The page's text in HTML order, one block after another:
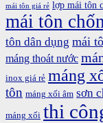
mái tôn giá rẻ lợp mái tôn
mái tôn
tôn dân dụng mái
máng thoát nước
inox giá rẻ máng
tôn máng xối âm sơn
máng xối thi